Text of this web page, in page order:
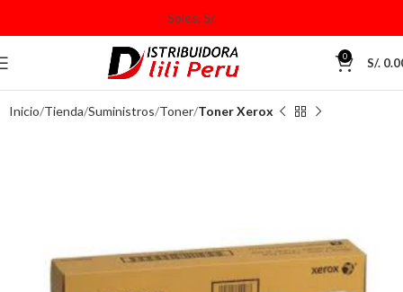
0 S/.
Inicio Tienda Suministros Toner Toner Xerox